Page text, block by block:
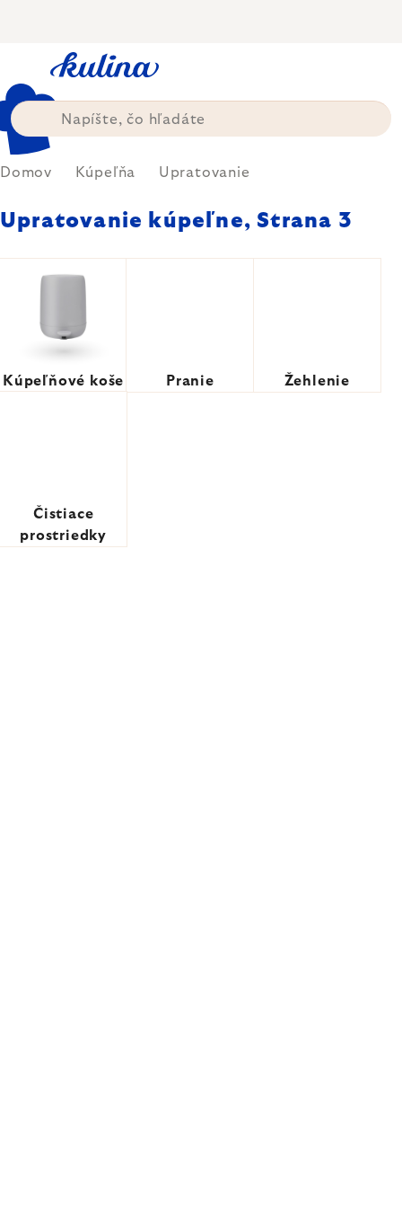
Domov Kúpeľňa Upratovanie
Upratovanie kúpeľne, Strana 3
Kúpeľňové koše Pranie Žehlenie
Čistiace
prostriedky